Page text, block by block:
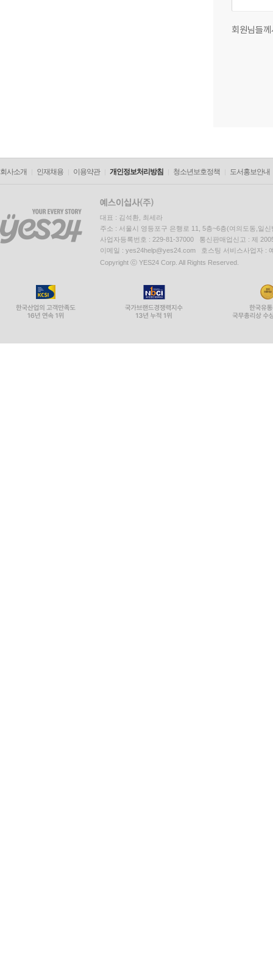
회원님들
회사소개 인재채용 이용약관 개인정보처리방침 청소년보호정책 도서홍보안내
대표 : 김석환, 최세라
주소 : 서울시 영등포구 은행로 11, 5층~6층(여의도동,일신
사업자등록번호 : 229-81-37000 통신판매업신고 : 제
이메일 : yes24help@yes24.com 호스팅 서비스사업자 :
Copyright ⓒ YES24 Corp. All Rights Reserved.